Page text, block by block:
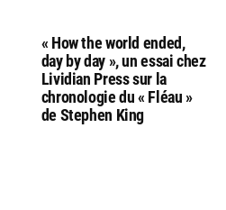
« How the world ended,
day by day », un essai chez
Lividian Press sur la
chronologie du « Fléau »
de Stephen King